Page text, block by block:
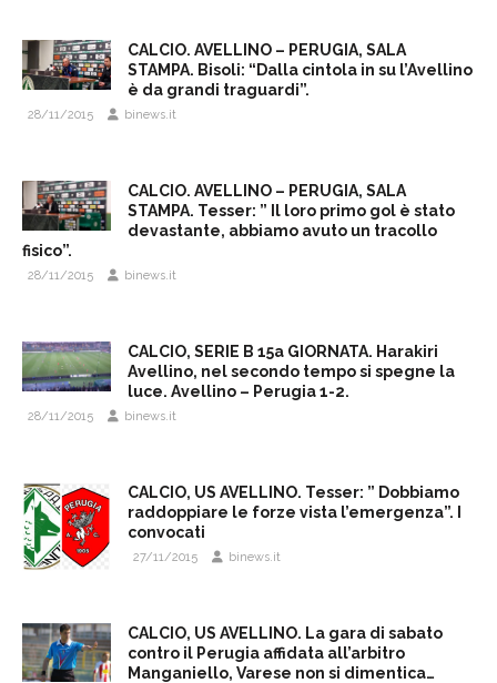
CALCIO. AVELLINO – PERUGIA, SALA
STAMPA. Bisoli: “Dalla cintola in su l’Avellino
è da grandi traguardi”.
28/11/2015 binews.it
CALCIO. AVELLINO – PERUGIA, SALA
STAMPA. Tesser: ” Il loro primo gol è stato
devastante, abbiamo avuto un tracollo
fisico”.
28/11/2015 binews.it
CALCIO, SERIE B 15a GIORNATA. Harakiri
Avellino, nel secondo tempo si spegne la
luce. Avellino – Perugia 1-2.
28/11/2015 binews.it
CALCIO, US AVELLINO. Tesser: ” Dobbiamo
raddoppiare le forze vista l’emergenza”. I
convocati
27/11/2015 binews.it
CALCIO, US AVELLINO. La gara di sabato
contro il Perugia affidata all’arbitro
Manganiello, Varese non si dimentica…